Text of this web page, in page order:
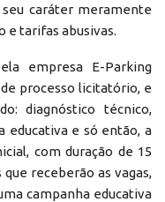
caráter meramente
e tarifas abusivas.
empresa E-Parking
processo licitatório, e
diagnóstico técnico,
educativa e só então, a
com duração de 15
receberão as vagas,
campanha educativa